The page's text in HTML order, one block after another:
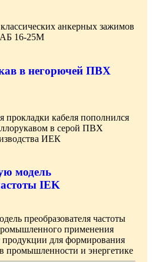
анкерных зажимов
16-25М
в негорючей ПВХ
прокладки кабеля пополнился
в серой ПВХ
ИЕК
модель
IEK
преобразователя частоты
применения
продукции для формирования
промышленности и энергетике